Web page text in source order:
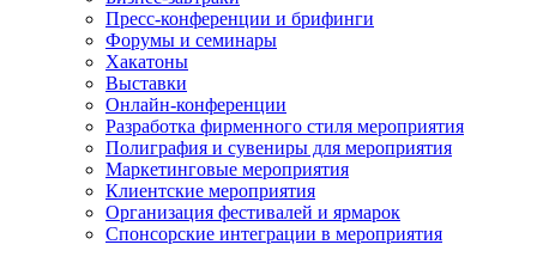
Пресс-конференции и брифинги
Форумы и семинары
Хакатоны
Выставки
Онлайн-конференции
Разработка фирменного стиля мероприятия
Полиграфия и сувениры для мероприятия
Маркетинговые мероприятия
Клиентские мероприятия
Организация фестивалей и ярмарок
Спонсорские интеграции в мероприятия